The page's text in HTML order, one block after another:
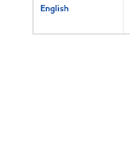
English